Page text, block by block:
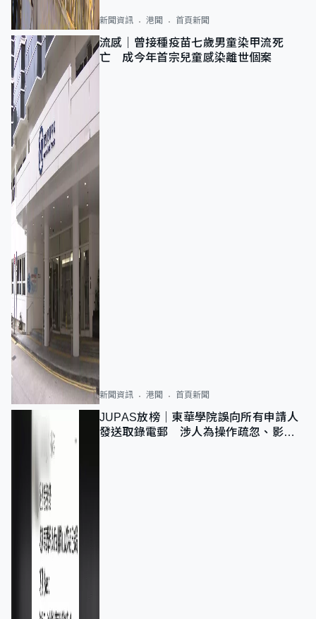
新聞資訊 港聞 首頁新聞
流感｜曾接種疫苗七歲男童染甲流死
亡 成今年首宗兒童感染離世個案
新聞資訊 港聞 首頁新聞
JUPAS放榜｜東華學院誤向所有申請人
發送取錄電郵 涉人為操作疏忽、影響